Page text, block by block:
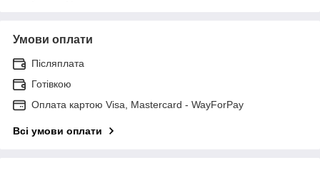
Умови оплати
Післяплата
Готівкою
Оплата картою Visa, Mastercard - WayForPay
Всі умови оплати